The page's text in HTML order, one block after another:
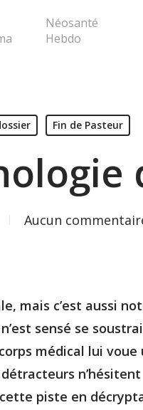
la popup
Néosanté
Hebdo
Fin de Pasteur
Aucun
mais c’est aussi
sensé se
médical lui voue
n’hésitent
piste en